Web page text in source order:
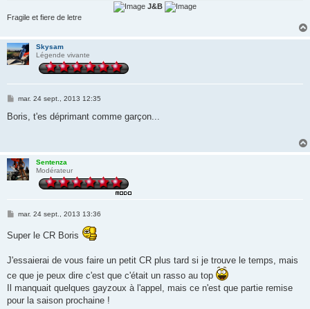
J&B
Fragile et fiere de letre
Skysam
Légende vivante
M
s
mar. 24 sept., 2013 12:35
Boris, t'es déprimant comme garçon...
Sentenza
Modérateur
M
s
e
mar. 24 sept., 2013 13:36
Super le CR Boris
J'essaierai de vous faire un petit CR plus tard si je trouve le temps, mais
ce que je peux dire c'est que c'était un rasso au top
Il manquait quelques gayzoux à l'appel, mais ce n'est que partie remise
pour la saison prochaine !